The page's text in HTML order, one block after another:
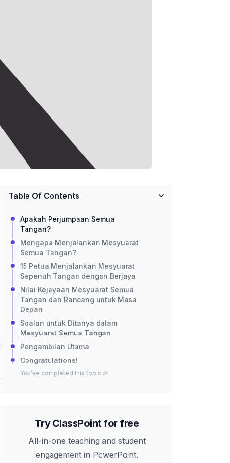
Table Of Contents
Apakah Perjumpaan Semua
Tangan?
Mengapa Menjalankan Mesyuarat
Semua Tangan?
15 Petua Menjalankan Mesyuarat
Sepenuh Tangan dengan Berjaya
Nilai Kejayaan Mesyuarat Semua
Tangan dan Rancang untuk Masa
Depan
Soalan untuk Ditanya dalam
Mesyuarat Semua Tangan
Pengambilan Utama
Congratulations!
You’ve completed this topic 🎉
Try ClassPoint for free
All-in-one teaching and student
engagement in PowerPoint.